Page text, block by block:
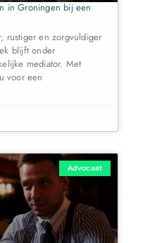
in Groningen bij een
rustiger en zorgvuldiger
blijft onder
mediator. Met
voor een
Advocaat